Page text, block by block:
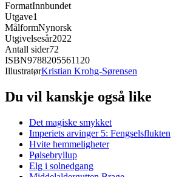
FormatInnbundet
Utgave1
MålformNynorsk
Utgivelsesår2022
Antall sider72
ISBN9788205561120
IllustratørKristian Krohg-Sørensen
Du vil kanskje også like
Det magiske smykket
Imperiets arvinger 5: Fengselsflukten
Hvite hemmeligheter
Pølsebryllup
Elg i solnedgang